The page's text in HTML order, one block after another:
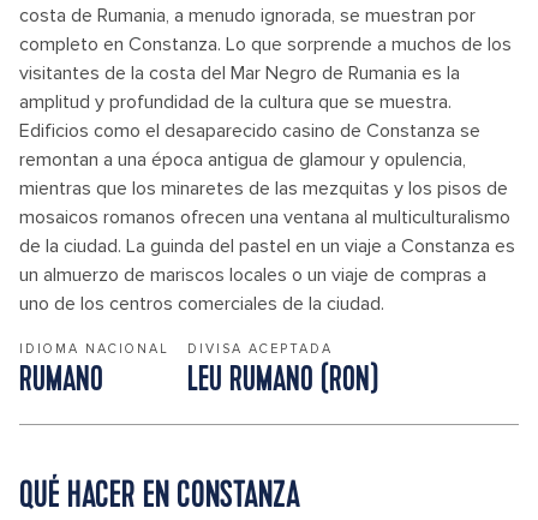
costa de Rumania, a menudo ignorada, se muestran por
completo en Constanza. Lo que sorprende a muchos de los
visitantes de la costa del Mar Negro de Rumania es la
amplitud y profundidad de la cultura que se muestra.
Edificios como el desaparecido casino de Constanza se
remontan a una época antigua de glamour y opulencia,
mientras que los minaretes de las mezquitas y los pisos de
mosaicos romanos ofrecen una ventana al multiculturalismo
de la ciudad. La guinda del pastel en un viaje a Constanza es
un almuerzo de mariscos locales o un viaje de compras a
uno de los centros comerciales de la ciudad.
IDIOMA NACIONAL
RUMANO
DIVISA ACEPTADA
LEU RUMANO (RON)
QUÉ HACER EN CONSTANZA